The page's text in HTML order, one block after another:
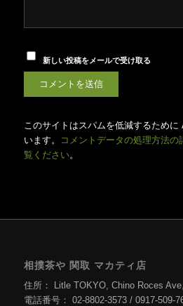
新しい投稿をメールで受け取る
このサイトはスパムを低減するため
います。
コメントデータの処理方法の
覧ください。
相撲茶や 関取 マカティ店
住所： Litle TOKYO, Chino Roces
電話番号： 02-8802-3573 / 0917-509-